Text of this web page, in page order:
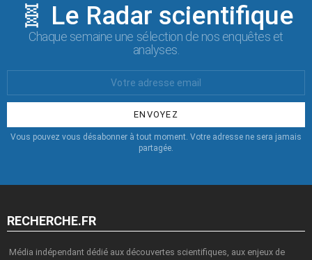
🧬 Le Radar scientifique
Chaque semaine une sélection de nos enquêtes et
analyses.
:
Vous pouvez vous désabonner à tout moment. Votre adresse ne sera jamais
partagée.
RECHERCHE.FR
Média indépendant dédié aux découvertes scientifiques, aux enjeux de